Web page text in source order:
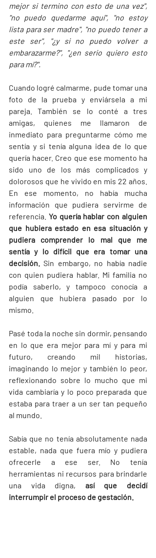
mejor si termino con esto de una vez",
"no puedo quedarme aquí", "no estoy
lista para ser madre", "no puedo tener a
este ser", "¿y si no puedo volver a
embarazarme?", "¿en serio quiero esto
para mí?".
Cuando logré calmarme, pude tomar una
foto de la prueba y enviársela a mi
pareja. También se lo conté a tres
amigas, quienes me llamaron de
inmediato para preguntarme cómo me
sentía y si tenía alguna idea de lo que
quería hacer. Creo que ese momento ha
sido uno de los más complicados y
dolorosos que he vivido en mis 22 años.
En ese momento, no había mucha
información que pudiera servirme de
referencia. Yo quería hablar con alguien
que hubiera estado en esa situación y
pudiera comprender lo mal que me
sentía y lo difícil que era tomar una
decisión.
Sin embargo, no había nadie
con quien pudiera hablar. Mi familia no
podía saberlo, y tampoco conocía a
alguien que hubiera pasado por lo
mismo.
Pasé toda la noche sin dormir, pensando
en lo que era mejor para mí y para mi
futuro, creando mil historias,
imaginando lo mejor y también lo peor,
reflexionando sobre lo mucho que mi
vida cambiaría y lo poco preparada que
estaba para traer a un ser tan pequeño
al mundo.
Sabía que no tenía absolutamente nada
estable, nada que fuera mío y pudiera
ofrecerle a ese ser. No tenía
herramientas ni recursos para brindarle
una vida digna, así que decidí
interrumpir el proceso de gestación.